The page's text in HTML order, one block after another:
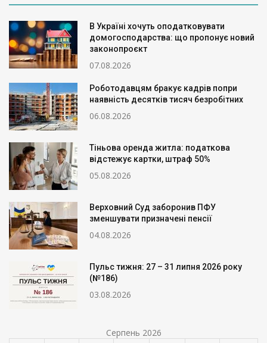
В Україні хочуть оподатковувати
домогосподарства: що пропонує новий
законопроєкт
07.08.2026
Роботодавцям бракує кадрів попри
наявність десятків тисяч безробітних
06.08.2026
Тіньова оренда житла: податкова
відстежує картки, штраф 50%
05.08.2026
Верховний Суд заборонив ПФУ
зменшувати призначені пенсії
04.08.2026
Пульс тижня: 27 – 31 липня 2026 року
(№186)
03.08.2026
Серпень 2026